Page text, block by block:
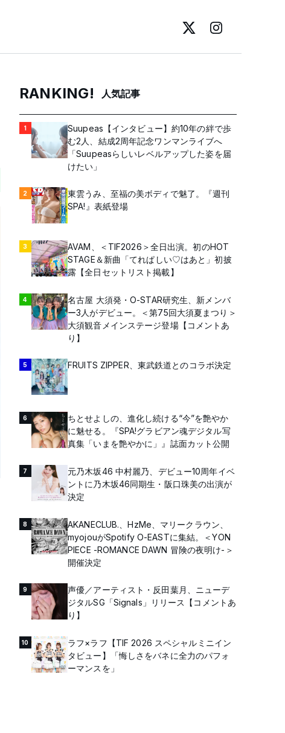
RANKING! 人気記事
1
Suupeas【インタビュー】約10年の絆で歩
む2人、結成2周年記念ワンマンライブへ
「Suupeasらしいレベルアップした姿を届
けたい」
2
東雲うみ、至福の美ボディで魅了。『週刊
SPA!』表紙登場
3
AVAM、＜TIF2026＞全日出演。初のHOT
STAGE＆新曲「てれぱしい♡はあと」初披
露【全日セットリスト掲載】
4
名古屋 大須発・O-STAR研究生、新メンバ
ー3人がデビュー。＜第75回大須夏まつり＞
大須観音メインステージ登場【コメントあ
り】
5 FRUITS ZIPPER、東武鉄道とのコラボ決定
6
ちとせよしの、進化し続ける“今”を艶やか
に魅せる。『SPA!グラビアン魂デジタル写
真集「いまを艶やかに」』誌面カット公開
7
元乃木坂46 中村麗乃、デビュー10周年イベ
ントに乃木坂46同期生・阪口珠美の出演が
決定
8
AKANECLUB.、HzMe、マリークラウン、
myojouがSpotify O-EASTに集結。＜YON
PIECE -ROMANCE DAWN 冒険の夜明け-＞
開催決定
9
声優／アーティスト・反田葉月、ニューデ
ジタルSG「Signals」リリース【コメントあ
り】
10
ラフ×ラフ【TIF 2026 スペシャルミニイン
タビュー】「悔しさをバネに全力のパフォ
ーマンスを」